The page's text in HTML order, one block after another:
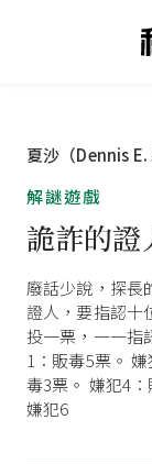
夏沙（Dennis
解謎遊戲
詭詐的證
廢話少說，探長
證人，要指認十
投一票，一一指
1：販毒5票。
毒3票。 嫌犯4
嫌犯6